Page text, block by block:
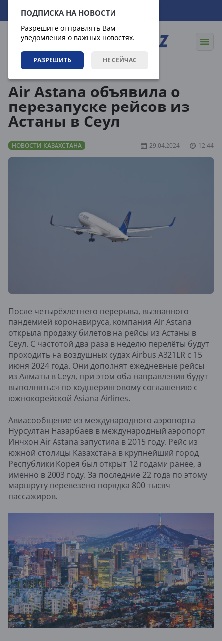
ПОДПИСКА НА НОВОСТИ
Разрешите отправлять Вам
уведомления о важных новостях.
РАЗРЕШИТЬ НЕ СЕЙЧАС
07.08.2026 03:14:59
Air Astana объявила о
перезапуске рейсов из
Астаны в Сеул
НОВОСТИ КАЗАХСТАНА 29.04.2024 12:44
После четырёхлетнего перерыва, вызванного
пандемией коронавируса, компания Аir Astana
открыла продажу билетов на рейсы из Астаны в
Сеул. С частотой два раза в неделю перелёты будут
проходить на воздушных судах Airbus A321LR с 15
июня 2024 года. Они дополнят ежедневные рейсы
из Алматы в Сеул, при этом оба направления будут
выполняться по кодшеринговому соглашению с
южнокорейской Asiana Airlines.
Авиасообщение из международного аэропорта
Нурсултан Назарбаев в международный аэропорт
Инчхон Air Astana запустила в 2015 году. Рейс из
южной столицы Казахстана в крупнейший город
Республики Корея был открыт 12 годами ранее, а
именно в 2003 году. За последние 22 года по этому
маршруту перевезено порядка 800 тысяч
пассажиров.